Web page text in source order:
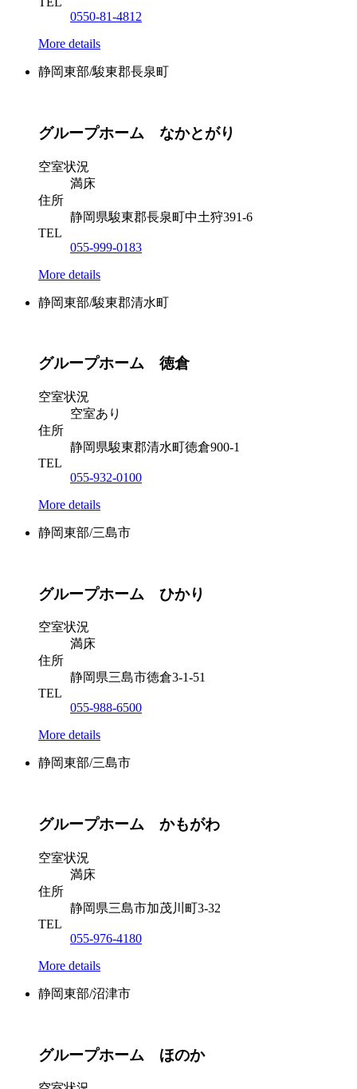
0550-81-4812
More details
静岡東部/駿東郡長泉町
グループホーム なかとがり
空室状況
満床
住所
静岡県駿東郡長泉町中土狩391-6
TEL
055-999-0183
More details
静岡東部/駿東郡清水町
グループホーム 徳倉
空室状況
空室あり
住所
静岡県駿東郡清水町徳倉900-1
TEL
055-932-0100
More details
静岡東部/三島市
グループホーム ひかり
空室状況
満床
住所
静岡県三島市徳倉3-1-51
TEL
055-988-6500
More details
静岡東部/三島市
グループホーム かもがわ
空室状況
満床
住所
静岡県三島市加茂川町3-32
TEL
055-976-4180
More details
静岡東部/沼津市
グループホーム ほのか